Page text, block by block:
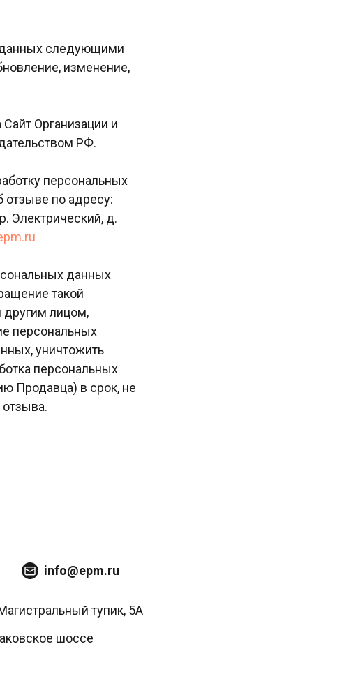
данных следующими
изменение,
Организации и
РФ.
персональных
отзыве по адресу:
Электрический, д.
данных
такой
другим лицом,
персональных
уничтожить
персональных
Продавца) в срок, не
info@epm.ru
шоссе
тупик, 5А